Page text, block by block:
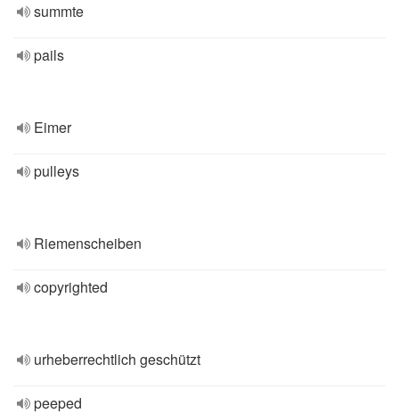
summte
pails
Eimer
pulleys
Riemenscheiben
copyrighted
urheberrechtlich geschützt
peeped